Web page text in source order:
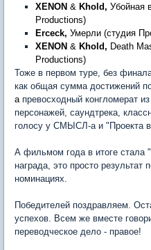
XENON & Khold, Убойная
Productions)
Erceck, Умерли (студия
XENON & Khold, Death
Productions)
Тоже в первом туре, без
как общая сумма достижений
апревосходный конгломерат
персонажей, саундтрека,
голосу у СМЫСЛ-а и "Проекта
А фильмом года в итоге стала
награда, это просто результат
номинациях.
Победителей поздравляем.
успехов. Всем же вместе
переводческое дело - правое!